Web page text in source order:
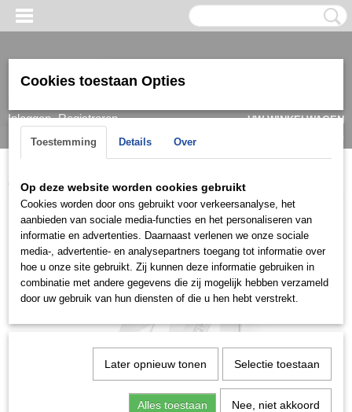
Inloggen Registreren
UW WINKELWAGEN
(0)
Home > > Trouwringen / Wedding DE collectie
Cookies toestaan Opties
Toestemming Details Over
Op deze website worden cookies gebruikt
Cookies worden door ons gebruikt voor verkeersanalyse, het
aanbieden van sociale media-functies en het personaliseren van
informatie en advertenties. Daarnaast verlenen we onze sociale
media-, advertentie- en analysepartners toegang tot informatie over
hoe u onze site gebruikt. Zij kunnen deze informatie gebruiken in
combinatie met andere gegevens die zij mogelijk hebben verzameld
door uw gebruik van hun diensten of die u hen hebt verstrekt.
Later opnieuw tonen Selectie toestaan
Alles toestaan Nee, niet akkoord